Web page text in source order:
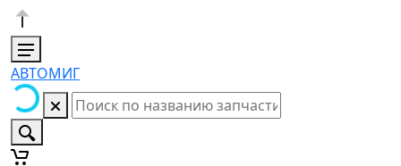
АВТОМИГ